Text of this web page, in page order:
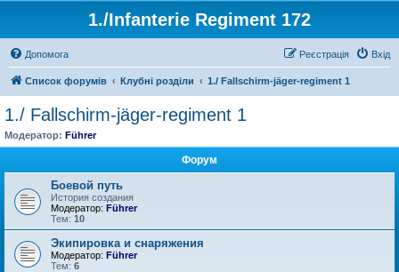
1./Infanterie Regiment 172
Допомога Вхід
Реєстрація
Список форумів Клубні розділи 1./ Fallschirm-jäger-regiment 1
1./ Fallschirm-jäger-regiment 1
Модератор: Führer
Форум
Боевой путь
История создания
Модератор: Führer
Тем: 10
Экипировка и снаряжения
Модератор: Führer
Тем: 6